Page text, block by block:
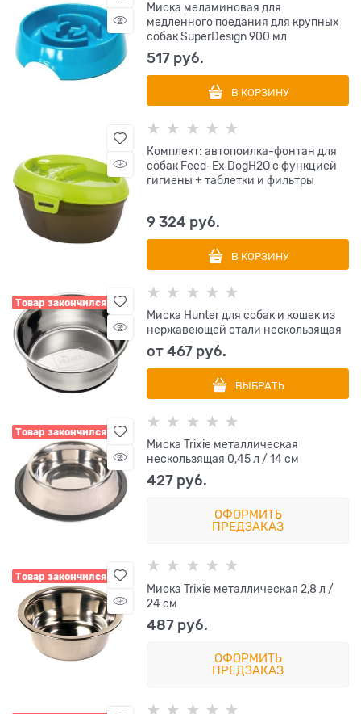
Миска меламиновая для
медленного поедания для крупных
собак SuperDesign 900 мл
517 руб.
В КОРЗИНУ
Комплект: автопоилка-фонтан для
собак Feed-Ex DogH2O с функцией
гигиены + таблетки и фильтры
9 324 руб.
В КОРЗИНУ
Товар закончился
Миска Hunter для собак и кошек из
нержавеющей стали нескользящая
от467 руб.
ВЫБРАТЬ
Товар закончился
Миска Trixie металлическая
нескользящая 0,45 л / 14 см
427 руб.
ОФОРМИТЬ
ПРЕДЗАКАЗ
Товар закончился
Миска Trixie металлическая 2,8 л /
24 см
487 руб.
ОФОРМИТЬ
ПРЕДЗАКАЗ